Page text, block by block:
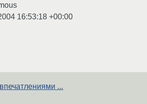
16:53:18 +00:00
...